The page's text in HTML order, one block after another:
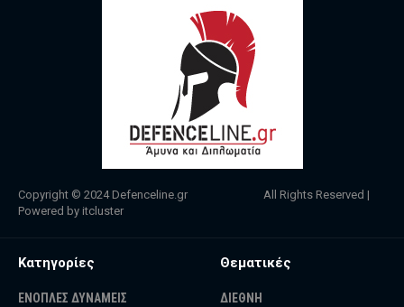
Copyright © 2024 Defenceline.gr All Rights Reserved |
Powered by itcluster
Κατηγορίες
ΕΝΟΠΛΕΣ ΔΥΝΑΜΕΙΣ
Θεματικές
ΔΙΕΘΝΗ